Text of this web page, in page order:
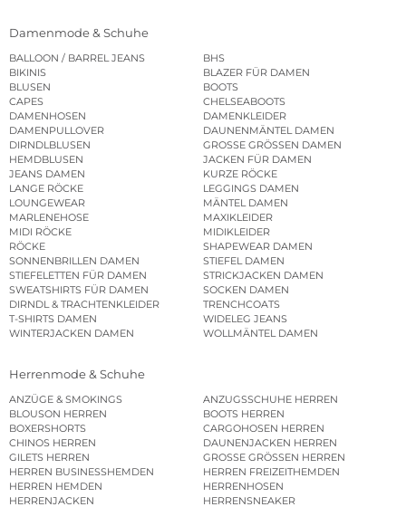
Damenmode & Schuhe
BALLOON / BARREL JEANS
BHS
BIKINIS
BLAZER FÜR DAMEN
BLUSEN
BOOTS
CAPES
CHELSEABOOTS
DAMENHOSEN
DAMENKLEIDER
DAMENPULLOVER
DAUNENMÄNTEL DAMEN
DIRNDLBLUSEN
GROSSE GRÖSSEN DAMEN
HEMDBLUSEN
JACKEN FÜR DAMEN
JEANS DAMEN
KURZE RÖCKE
LANGE RÖCKE
LEGGINGS DAMEN
LOUNGEWEAR
MÄNTEL DAMEN
MARLENEHOSE
MAXIKLEIDER
MIDI RÖCKE
MIDIKLEIDER
RÖCKE
SHAPEWEAR DAMEN
SONNENBRILLEN DAMEN
STIEFEL DAMEN
STIEFELETTEN FÜR DAMEN
STRICKJACKEN DAMEN
SWEATSHIRTS FÜR DAMEN
SOCKEN DAMEN
DIRNDL & TRACHTENKLEIDER
TRENCHCOATS
T-SHIRTS DAMEN
WIDELEG JEANS
WINTERJACKEN DAMEN
WOLLMÄNTEL DAMEN
Herrenmode & Schuhe
ANZÜGE & SMOKINGS
ANZUGSSCHUHE HERREN
BLOUSON HERREN
BOOTS HERREN
BOXERSHORTS
CARGOHOSEN HERREN
CHINOS HERREN
DAUNENJACKEN HERREN
GILETS HERREN
GROSSE GRÖSSEN HERREN
HERREN BUSINESSHEMDEN
HERREN FREIZEITHEMDEN
HERREN HEMDEN
HERRENHOSEN
HERRENJACKEN
HERRENSNEAKER